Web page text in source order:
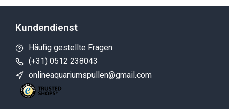
Kundendienst
Häufig gestellte Fragen
(+31) 0512 238043
onlineaquariumspullen@gmail.com